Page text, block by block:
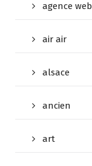
agence web
air air
alsace
ancien
art